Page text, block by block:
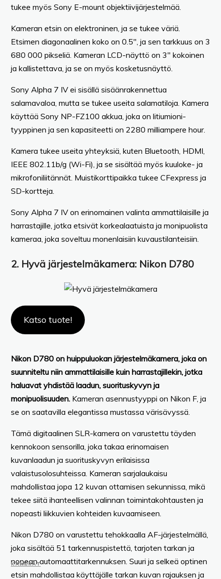
KAMERAT
tukee myös Sony E-mount objektiivijärjestelmää.
Kameran etsin on elektroninen, ja se tukee väriä.
Etsimen diagonaalinen koko on 0.5″, ja sen tarkkuus on 3
680 000 pikseliä. Kameran LCD-näyttö on 3″ kokoinen
ja kallistettava, ja se on myös kosketusnäyttö.
Sony Alpha 7 IV ei sisällä sisäänrakennettua
salamavaloa, mutta se tukee useita salamatiloja. Kamera
käyttää Sony NP-FZ100 akkua, joka on litiumioni-
tyyppinen ja sen kapasiteetti on 2280 milliampere hour.
Kamera tukee useita yhteyksiä, kuten Bluetooth, HDMI,
IEEE 802.11b/g (Wi-Fi), ja se sisältää myös kuuloke- ja
mikrofoniliitännät. Muistikorttipaikka tukee CFexpress ja
SD-kortteja.
Sony Alpha 7 IV on erinomainen valinta ammattilaisille ja
harrastajille, jotka etsivät korkealaatuista ja monipuolista
kameraa, joka soveltuu monenlaisiin kuvaustilanteisiin.
2. Hyvä järjestelmäkamera: Nikon D780
Katso tuote!
Nikon D780 on huippuluokan järjestelmäkamera, joka on
suunniteltu niin ammattilaisille kuin harrastajillekin, jotka
haluavat yhdistää laadun, suorituskyvyn ja
monipuolisuuden. Kameran asennustyyppi on Nikon F, ja
se on saatavilla elegantissa mustassa värisävyssä.
Tämä digitaalinen SLR-kamera on varustettu täyden
kennokoon sensorilla, joka takaa erinomaisen
kuvanlaadun ja suorituskyvyn erilaisissa
valaistusolosuhteissa. Kameran sarjalaukaisu
mahdollistaa jopa 12 kuvan ottamisen sekunnissa, mikä
tekee siitä ihanteellisen valinnan toimintakohtausten ja
nopeasti liikkuvien kohteiden kuvaamiseen.
Nikon D780 on varustettu tehokkaalla AF-järjestelmällä,
joka sisältää 51 tarkennuspistettä, tarjoten tarkan ja
nopean automaattitarkennuksen. Suuri ja selkeä optinen
etsin mahdollistaa käyttäjälle tarkan kuvan rajauksen ja